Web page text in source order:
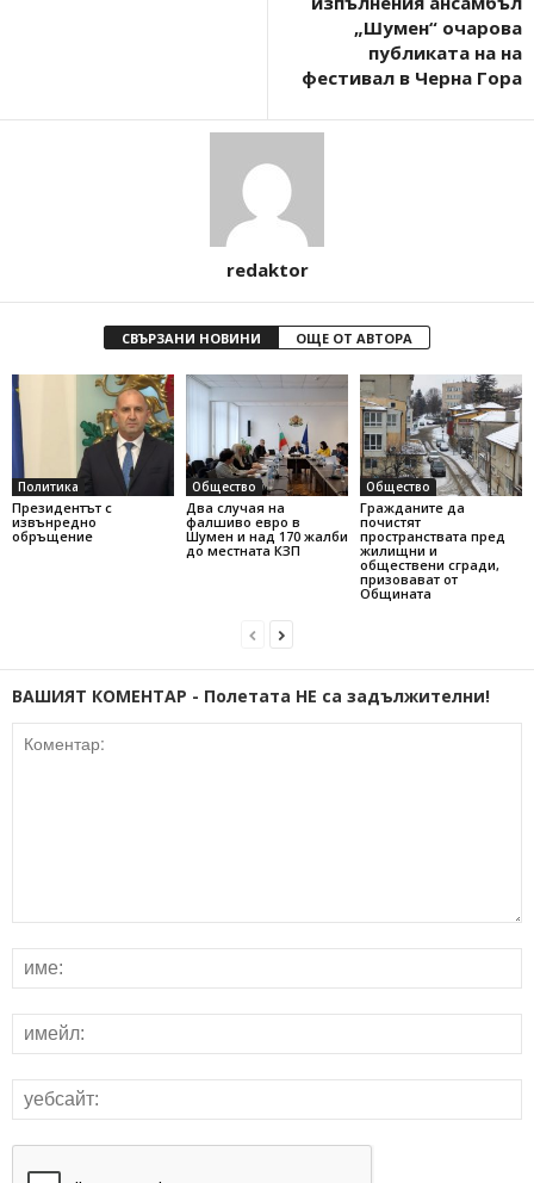
„Шумен“ очарова
публиката на на
фестивал в Черна Гора
redaktor
СВЪРЗАНИ НОВИНИ ОЩЕ ОТ АВТОРА
Политика
Президентът с
извънредно
обръщение
Общество
Два случая на
фалшиво евро в
Шумен и над 170 жалби
до местната КЗП
Общество
Гражданите да
почистят
пространствата пред
жилищни и
обществени сгради,
призовават от
Общината
ВАШИЯТ КОМЕНТАР - Полетата НЕ са задължителни!